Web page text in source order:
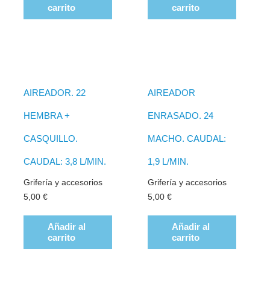
carrito
carrito
AIREADOR. 22
HEMBRA +
CASQUILLO.
CAUDAL: 3,8 L/MIN.
Grifería y accesorios
5,00€
Añadir al
carrito
AIREADOR
ENRASADO. 24
MACHO. CAUDAL:
1,9 L/MIN.
Grifería y accesorios
5,00 €
Añadir al
carrito